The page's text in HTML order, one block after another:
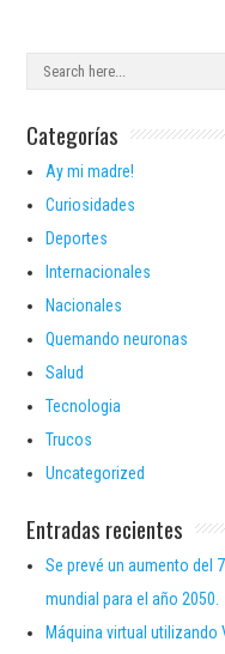
Categorías
Ay mi madre!
Curiosidades
Deportes
Internacionales
Nacionales
Quemando neuronas
Salud
Tecnologia
Trucos
Uncategorized
Entradas recientes
Se prevé un aumento del
mundial para el año 2050.
Máquina virtual utilizando